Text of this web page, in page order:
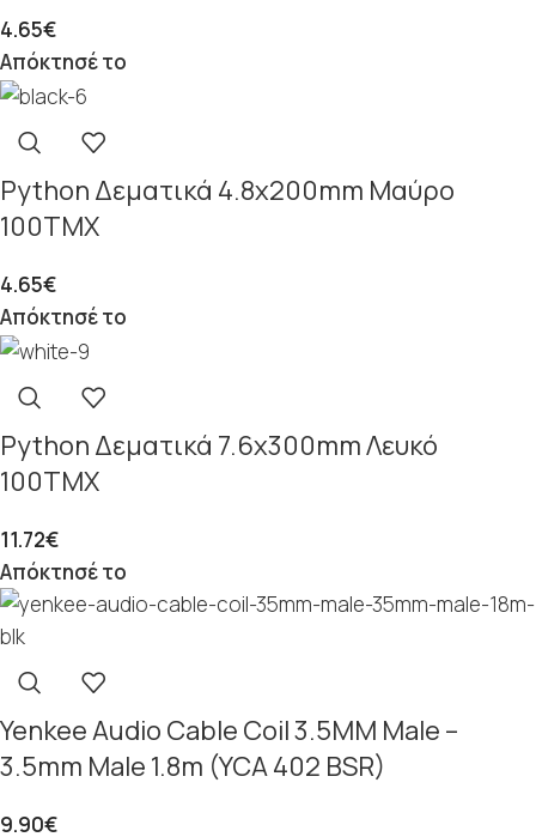
4.65€
Απόκτησέ το
Python Δεματικά 4.8x200mm Μαύρο
100ΤΜΧ
4.65€
Απόκτησέ το
Python Δεματικά 7.6x300mm Λευκό
100ΤΜΧ
11.72€
Απόκτησέ το
Yenkee Audio Cable Coil 3.5MM Male –
3.5mm Male 1.8m (YCA 402 BSR)
9.90€